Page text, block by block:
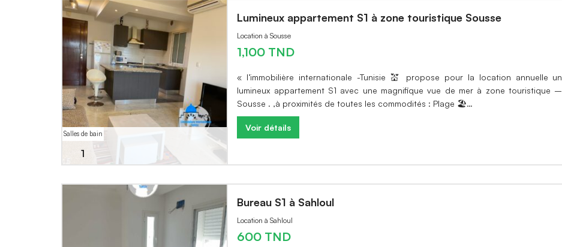
Salles de bain
1
Lumineux appartement S1 à zone touristique Sousse
Location à Sousse
1,100 TND
« l’immobilière internationale -Tunisie 💒 propose pour la location annuelle un
lumineux appartement S1 avec une magnifique vue de mer à zone touristique –
Sousse . ,à proximités de toutes les commodités : Plage 🏖️…
Voir détails
Bureau S1 à Sahloul
Location à Sahloul
600 TND